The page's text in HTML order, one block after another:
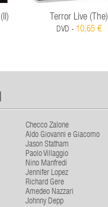
Terror Live (The)
DVD - 10,65 €
Checco Zalone
Aldo Giovanni e Giacomo
Jason Statham
Paolo Villaggio
Nino Manfredi
Jennifer Lopez
Richard Gere
Amedeo Nazzari
Johnny Depp